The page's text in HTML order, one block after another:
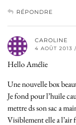
RÉPONDRE
CAROLINE
4 AOÛT 2013
Hello Amélie
Une nouvelle box
Je fond pour l’huile
mettre ds son sac a
Visiblement elle a l’air